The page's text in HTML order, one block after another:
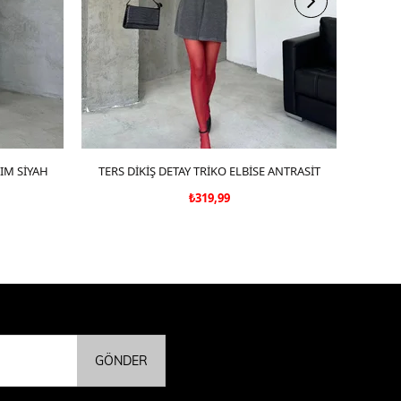
SİYAH
SEPETE EKLE
TERS DİKİŞ DETAY TRİKO ELBİSE ANTRASİT
₺319,99
GÖNDER